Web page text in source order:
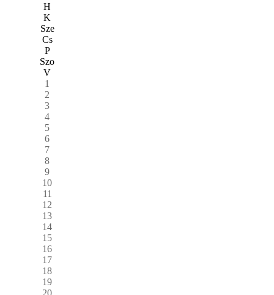
H
K
Sze
Cs
P
Szo
V
1
2
3
4
5
6
7
8
9
10
11
12
13
14
15
16
17
18
19
20